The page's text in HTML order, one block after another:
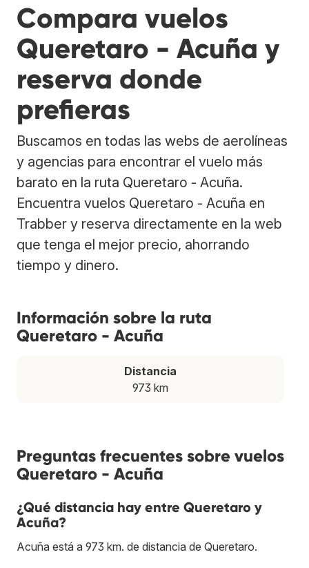
Compara vuelos
Queretaro - Acuña y
reserva donde
prefieras
Buscamos en todas las webs de aerolíneas
y agencias para encontrar el vuelo más
barato en la ruta Queretaro - Acuña.
Encuentra vuelos Queretaro - Acuña en
Trabber y reserva directamente en la web
que tenga el mejor precio, ahorrando
tiempo y dinero.
Información sobre la ruta
Queretaro - Acuña
Distancia
973 km
Preguntas frecuentes sobre vuelos
Queretaro - Acuña
¿Qué distancia hay entre Queretaro y
Acuña?
Acuña está a 973 km. de distancia de Queretaro.